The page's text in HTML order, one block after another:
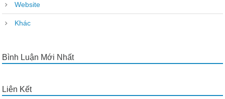
Website
Khác
Bình Luận Mới Nhất
Liên Kết